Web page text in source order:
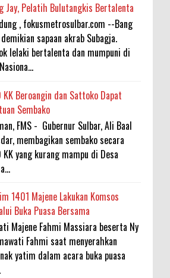
Jay, Pelatih Bulutangkis Bertalenta
, fokusmetrosulbar.com --Bang
demikian sapaan akrab Subagja.
lelaki bertalenta dan mumpuni di
Beroangin dan Sattoko Dapat
Sembako
FMS - Gubernur Sulbar, Ali Baal
membagikan sembako secara
yang kurang mampu di Desa
1401 Majene Lakukan Komsos
Buka Puasa Bersama
Majene Fahmi Massiara beserta Ny
Fahmi saat menyerahkan
yatim dalam acara buka puasa